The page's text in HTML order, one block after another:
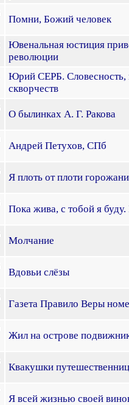
Помни, Божий человек
Ювенальная юстиция
революции
Юрий СЕРБ. Словесность,
скворчеств
О былинках А. Г. Ракова
Андрей Петухов, СПб
Я плоть от плоти
Пока жива, с тобой я
Молчание
Вдовьи слёзы
Газета Правило Веры
Жил на острове
Квакушки
Я всей жизнью своей